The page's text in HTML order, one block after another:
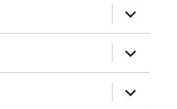
anzeigen
anzeigen
anzeigen